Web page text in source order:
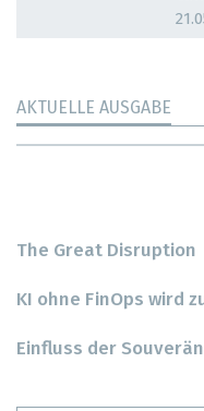
AKTUELLE AUSGABE
The Great Disruption
KI ohne FinOps wird
Einfluss der